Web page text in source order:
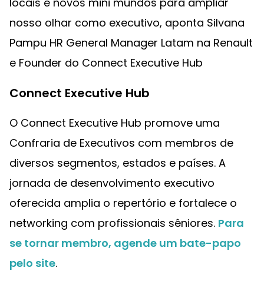
nosso olhar como executivo, aponta Silvana
Pampu HR General Manager Latam na Renault
e Founder do Connect Executive Hub
Connect Executive Hub
O Connect Executive Hub promove uma
Confraria de Executivos com membros de
diversos segmentos, estados e países. A
jornada de desenvolvimento executivo
oferecida amplia o repertório e fortalece o
networking com profissionais sêniores. Para
se tornar membro, agende um bate-papo
pelo site.